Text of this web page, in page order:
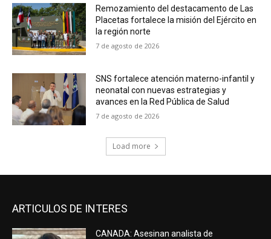
Remozamiento del destacamento de Las
Placetas fortalece la misión del Ejército en
la región norte
7 de agosto de 2026
SNS fortalece atención materno-infantil y
neonatal con nuevas estrategias y
avances en la Red Pública de Salud
7 de agosto de 2026
Load more
ARTICULOS DE INTERES
CANADA: Asesinan analista de